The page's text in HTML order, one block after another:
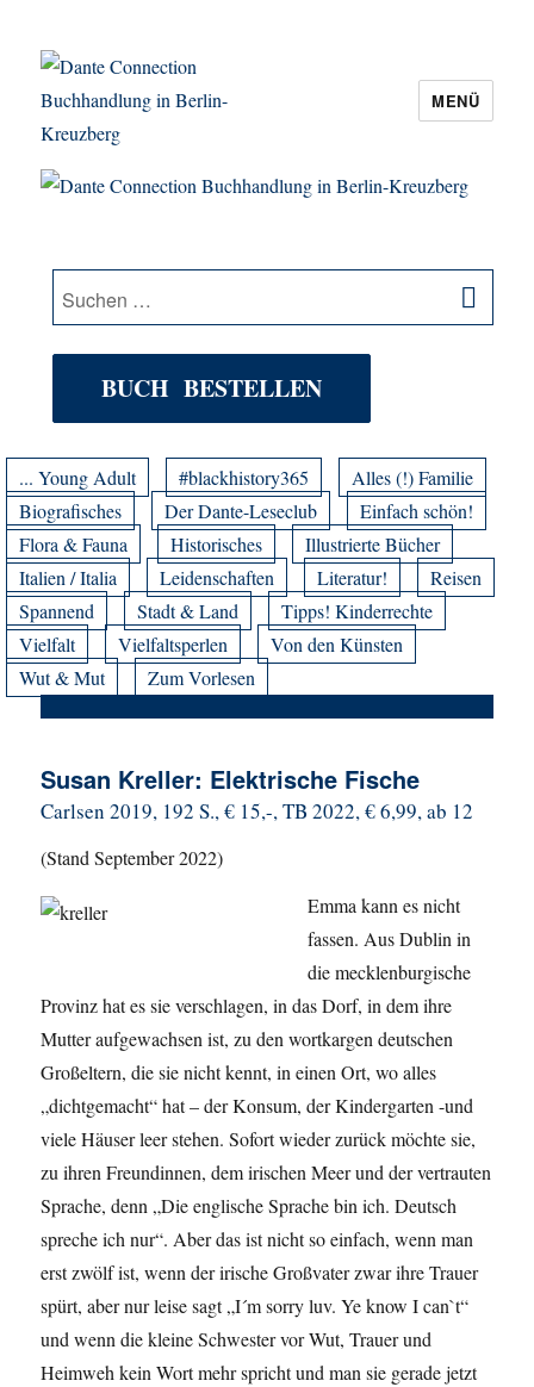
Dante Connection Buchhandlung in
MENÜ
Suche
nach:
BUCH BESTELLEN
... Young Adult #blackhistory365
Alles (!) Familie
Biografisches
Der Dante-Leseclub
Einfach schön!
Flora & Fauna
Historisches
Illustrierte Bücher
Italien / Italia
Leidenschaften Literatur!
Reisen
Spannend
Stadt & Land
Tipps! Kinderrechte
Vielfalt
Vielfaltsperlen
Von den Künsten
Wut & Mut
Zum Vorlesen
Susan Kreller: Elektrische Fische
Carlsen 2019, 192 S., € 15,-, TB 2022, € 6,99, ab 12
(Stand September 2022)
Emma kann es nicht
fassen. Aus Dublin in
die mecklenburgische
Provinz hat es sie verschlagen, in das Dorf, in dem ihre
Mutter aufgewachsen ist, zu den wortkargen deutschen
Großeltern, die sie nicht kennt, in einen Ort, wo alles
„dichtgemacht“ hat – der Konsum, der Kindergarten -und
viele Häuser leer stehen. Sofort wieder zurück möchte sie,
zu ihren Freundinnen, dem irischen Meer und der vertrauten
Sprache, denn „Die englische Sprache bin ich. Deutsch
spreche ich nur“. Aber das ist nicht so einfach, wenn man
erst zwölf ist, wenn der irische Großvater zwar ihre Trauer
spürt, aber nur leise sagt „I´m sorry luv. Ye know I can`t“
und wenn die kleine Schwester vor Wut, Trauer und
Heimweh kein Wort mehr spricht und man sie gerade jetzt